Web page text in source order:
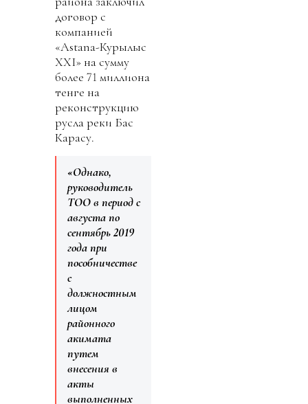
договор с
компанией
«Аstana-Курылыс
ХХI» на сумму
более 71 миллиона
тенге на
реконструкцию
русла реки Бас
Карасу.
«Однако,
руководитель
ТОО в период с
августа по
сентябрь 2019
года при
пособничестве
с
должностным
лицом
районного
акимата
путем
внесения в
акты
выполненных